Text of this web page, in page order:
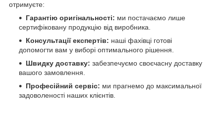
отримуєте:
Гарантію оригінальності: ми постачаємо лише
сертифіковану продукцію від виробника.
Консультації експертів: наші фахівці готові
допомогти вам у виборі оптимального рішення.
Швидку доставку: забезпечуємо своєчасну доставку
вашого замовлення.
Професійний сервіс: ми прагнемо до максимальної
задоволеності наших клієнтів.